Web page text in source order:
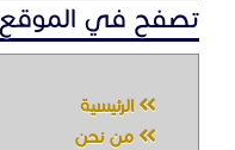
تصفح في الموقع
الرئيسية
من نحن